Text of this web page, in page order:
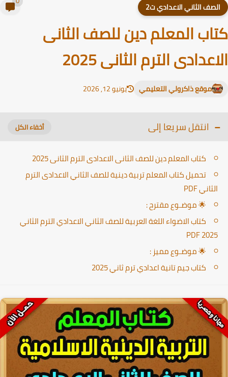
الثاني الاعدادي ت2
المعلم دين للصف الثانى
الترم الثانى 2025
موقع ذاكرولي التعليمي يونيو 12, 2026
انتقل سريعا إلى
كتاب المعلم دين للصف الثانى الاعدادى الترم الثانى 2025
تحميل كتاب المعلم تربية دينية للصف الثاني الاعدادى الترم
الثاني PDF
🌟 موضـوع مقترح :
كتاب الاضواء اللغة العربية للصف الثاني الاعدادي الترم الثاني
PDF 2025
🌟 موضـوع مميز :
كتاب جيم تانية اعدادي ترم ثاني 2025